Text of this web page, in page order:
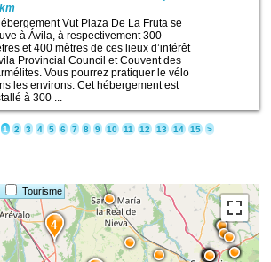
Vut Plaza De La Fruta se
à Ávila, à respectivement 300
et 400 mètres de ces lieux d’intérêt
Provincial Council et Couvent des
Vous pourrez pratiquer le vélo
les environs. Cet hébergement est
à 300 ...
1 2 3 4 5 6 7 8 9 10 11 12 13 14 15 >
Tourisme
4